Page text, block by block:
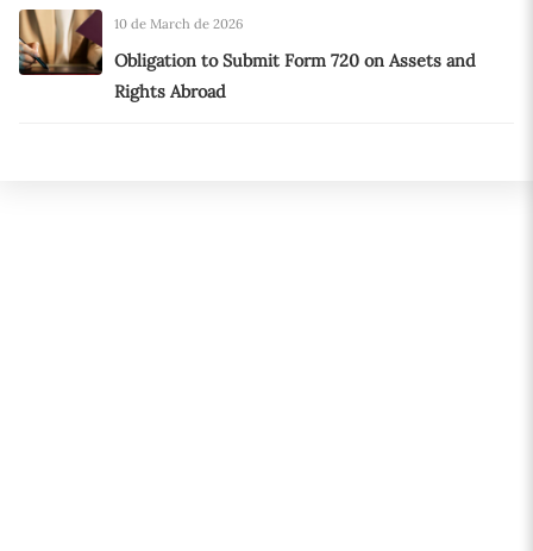
10 de March de 2026
Obligation to Submit Form 720 on Assets and
Rights Abroad